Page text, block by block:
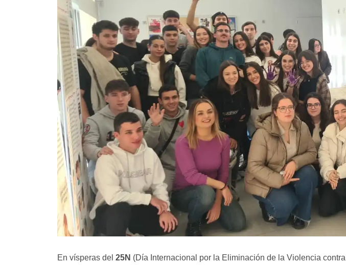
En vísperas del 25N (Día Internacional por la Eliminación de la Violencia